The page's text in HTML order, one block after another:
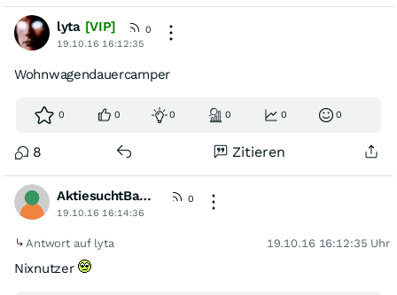
lyta[VIP]
0
19.10.16 16:12:35
Wohnwagendauercamper
0 0 0 0 0 0
8 Zitieren
AktiesuchtBauer
0
19.10.16 16:14:36
Antwort auf lyta 19.10.16 16:12:35 Uhr
Nixnutzer